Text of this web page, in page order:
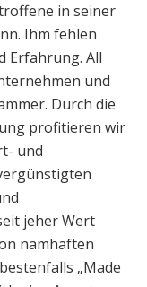
in seiner
Ihm fehlen
Erfahrung. All
und
Durch die
profitieren wir
und
jeher Wert
namhaften
„Made